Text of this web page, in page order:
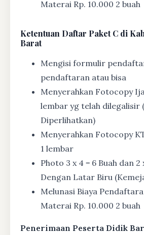
Materai Rp. 10.000 2 buah
Ketentuan Daftar Paket C di
Barat
Mengisi formulir
pendaftaran atau bisa
Menyerahkan Fotocopy
lembar yg telah dilegalisir
Diperlihatkan)
Menyerahkan Fotocopy
1 lembar
Photo 3 x 4 = 6 Buah dan 2
Dengan Latar Biru
Melunasi Biaya
Materai Rp. 10.000 2 buah
Penerimaan Peserta Didik